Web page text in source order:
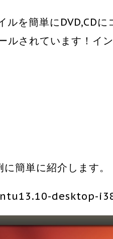
ルを簡単にDVD,CD
されています！イ
簡単に紹介します。
desktop-